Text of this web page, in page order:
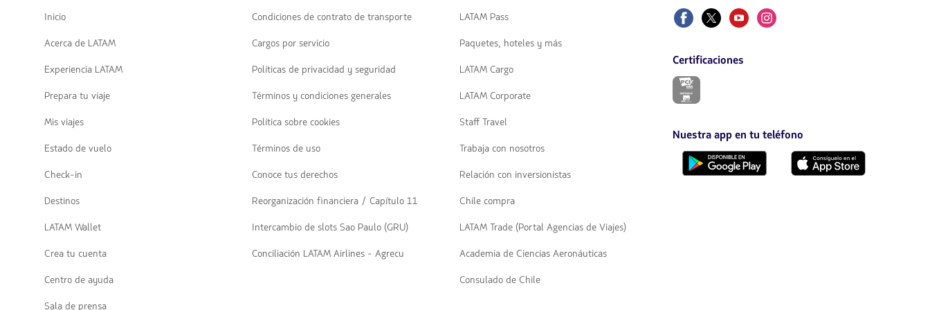
navegar
navegar
Inicio
Acerca de LATAM
Experiencia LATAM
Prepara tu viaje
Mis viajes
Estado de vuelo
Check-in
Destinos
LATAM Wallet
Crea tu cuenta
Centro de ayuda
Sala de prensa
Condiciones de contrato de transporte
Cargos por servicio
Políticas de privacidad y seguridad
Términos y condiciones generales
Política sobre cookies
Términos de uso
Conoce tus derechos
Reorganización financiera / Capítulo 11
Intercambio de slots Sao Paulo (GRU)
Conciliación LATAM Airlines - Agrecu
LATAM Pass
Paquetes, hoteles y más
LATAM Cargo
LATAM Corporate
Staff Travel
Trabaja con nosotros
Relación con inversionistas
Chile compra
LATAM Trade (Portal Agencias de Viajes)
Academia de Ciencias Aeronáuticas
Consulado de Chile
FacebookTwitterYoutubeInstagram
Certificaciones
El
en
nueva
pestaña.
Nuestra app en tu teléfono
Descárgala
desde
Descárgala
desde